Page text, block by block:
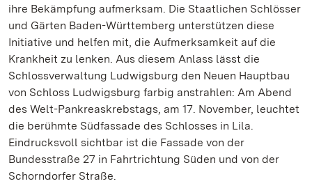
ihre Bekämpfung aufmerksam. Die Staatlichen Schlösser
und Gärten Baden-Württemberg unterstützen diese
Initiative und helfen mit, die Aufmerksamkeit auf die
Krankheit zu lenken. Aus diesem Anlass lässt die
Schlossverwaltung Ludwigsburg den Neuen Hauptbau
von Schloss Ludwigsburg farbig anstrahlen: Am Abend
des Welt-Pankreaskrebstags, am 17. November, leuchtet
die berühmte Südfassade des Schlosses in Lila.
Eindrucksvoll sichtbar ist die Fassade von der
Bundesstraße 27 in Fahrtrichtung Süden und von der
Schorndorfer Straße.